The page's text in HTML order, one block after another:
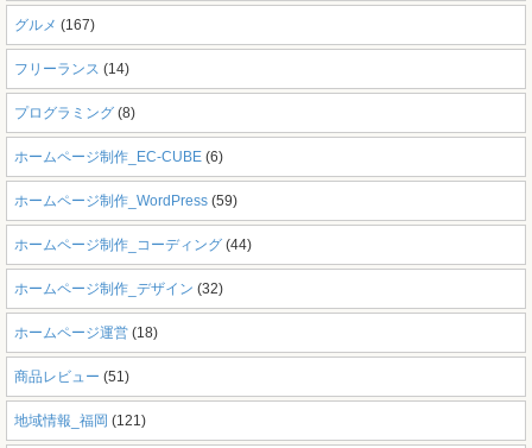
グルメ (167)
フリーランス (14)
プログラミング (8)
ホームページ制作_EC-CUBE (6)
ホームページ制作_WordPress (59)
ホームページ制作_コーディング (44)
ホームページ制作_デザイン (32)
ホームページ運営 (18)
商品レビュー (51)
地域情報_福岡 (121)